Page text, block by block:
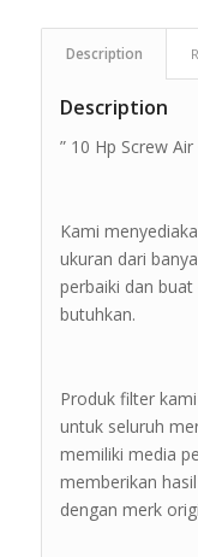
Description
Description
” 10 Hp Screw
Kami
ukuran dari
perbaiki dan
butuhkan.
Produk filter
untuk seluruh
memiliki media
memberikan
dengan merk